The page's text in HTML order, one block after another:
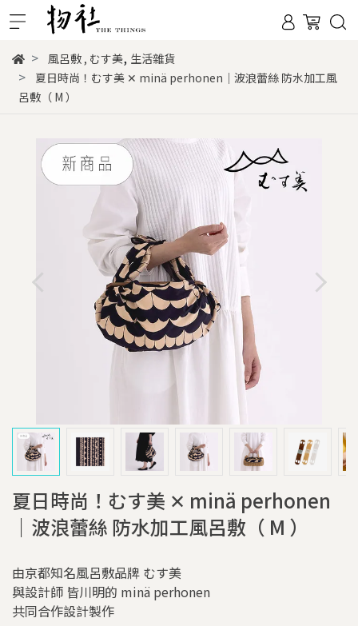
風呂敷, むす美, 生活雜貨
夏日時尚！むす美 ✕ minä perhonen｜波浪蕾絲 防水加工風
呂敷（ M ）
夏日時尚！むす美 ✕ minä perhonen
｜波浪蕾絲 防水加工風呂敷（ M ）
由京都知名風呂敷品牌 むす美
與設計師 皆川明的 minä perhonen
共同合作設計製作